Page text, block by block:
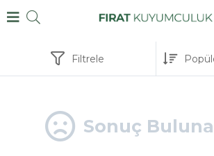
Filtrele
Sonuç